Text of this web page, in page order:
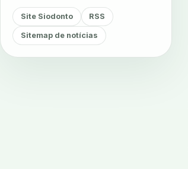
Site Siodonto RSS
Sitemap de notícias